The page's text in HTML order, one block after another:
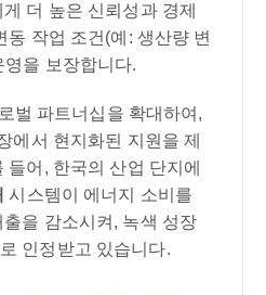
더 높은 신뢰성과 경제
동 작업 조건(예: 생산량 변
을 보장합니다.
벌 파트너십을 확대하여,
에서 현지화된 지원을 제
들어, 한국의 산업 단지에
시스템이 에너지 소비를
을 감소시켜, 녹색 성장
인정받고 있습니다.